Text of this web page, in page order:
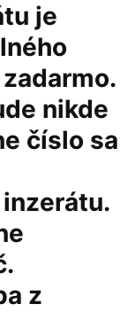
je
nikde
číslo sa
z